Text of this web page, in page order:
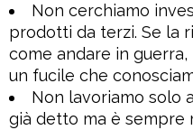
Non cerchiamo
prodotti da terzi. Se la
come andare in
un fucile che
Non lavoriamo solo
già detto ma è sempre